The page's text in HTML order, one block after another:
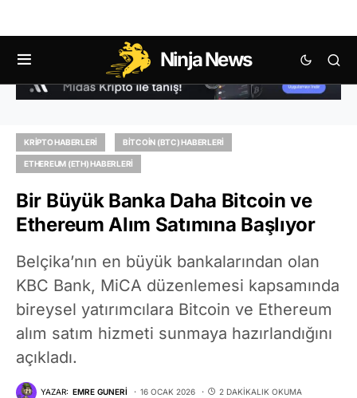
Ninja News
KRIPTO HABERLERI BITCOIN (BTC) HABERLERI
ETHEREUM (ETH) HABERLERI
Bir Büyük Banka Daha Bitcoin ve
Ethereum Alım Satımına Başlıyor
Belçika’nın en büyük bankalarından olan
KBC Bank, MiCA düzenlemesi kapsamında
bireysel yatırımcılara Bitcoin ve Ethereum
alım satım hizmeti sunmaya hazırlandığını
açıkladı.
YAZAR: EMRE GUNERI 16 OCAK 2026 2 DAKIKALIK OKUMA